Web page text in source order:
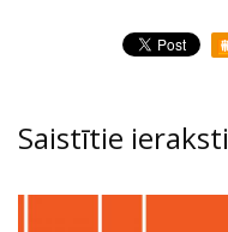
Saistītie ieraksti